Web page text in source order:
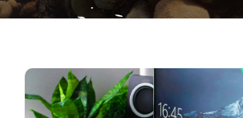
Recursos Científicos